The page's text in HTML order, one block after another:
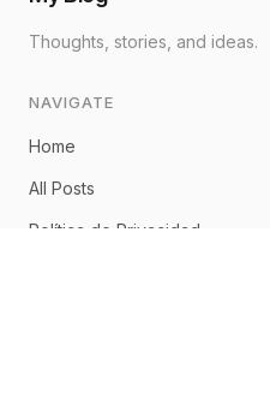
Thoughts, stories, and ideas.
NAVIGATE
Home
All Posts
Política de Privacidad